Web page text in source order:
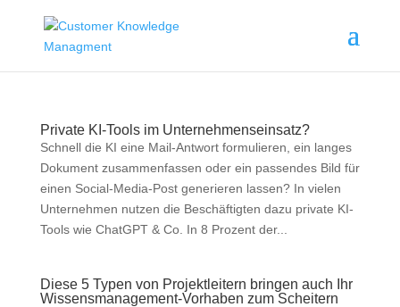
Private KI-Tools im Unternehmenseinsatz?
Schnell die KI eine Mail-Antwort formulieren, ein langes
Dokument zusammenfassen oder ein passendes Bild für
einen Social-Media-Post generieren lassen? In vielen
Unternehmen nutzen die Beschäftigten dazu private KI-
Tools wie ChatGPT & Co. In 8 Prozent der...
Diese 5 Typen von Projektleitern bringen auch Ihr
Wissensmanagement-Vorhaben zum Scheitern